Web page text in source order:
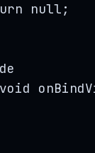
null ;
void